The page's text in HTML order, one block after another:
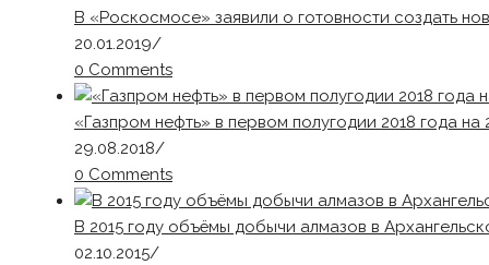
В «Роскосмосе» заявили о готовности создать
20.01.2019/
0 Comments
«Газпром нефть» в первом полугодии 2018 года
29.08.2018/
0 Comments
В 2015 году объёмы добычи алмазов в
02.10.2015/